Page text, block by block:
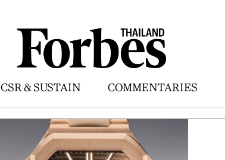
CSR & SUSTAIN COMMENTARIES